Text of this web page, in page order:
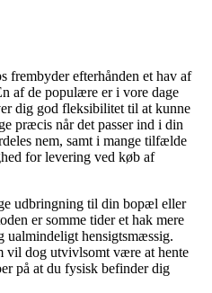
frembyder efterhånden et hav af
af de populære er i vore dage
dig god fleksibilitet til at kunne
præcis når det passer ind i din
nem, samt i mange tilfælde
for levering ved køb af
udbringning til din bopæl eller
er somme tider et hak mere
ualmindeligt hensigtsmæssig.
vil dog utvivlsomt være at hente
på at du fysisk befinder dig